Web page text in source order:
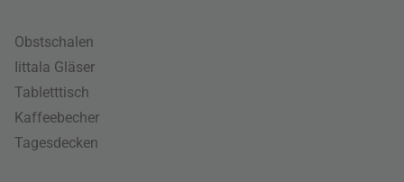
Obstschalen
Iittala Gläser
Tabletttisch
Kaffeebecher
Tagesdecken